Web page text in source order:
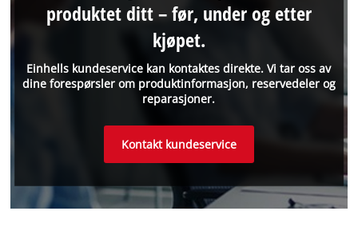
Einhells kundeservice kan kontaktes direkte. Vi tar oss av
dine forespørsler om produktinformasjon, reservedeler og
reparasjoner.
produktet ditt – før, under og etter
kjøpet.
Kontakt kundeservice